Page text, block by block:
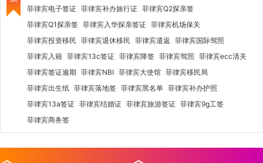
菲律宾电子签证 菲律宾补办旅行证 菲律宾Q2探亲签
菲律宾Q1探亲签 菲律宾入华探亲签证 菲律宾机场保关
菲律宾投资移民 菲律宾退休移民 菲律宾遣返 菲律宾国际驾照
菲律宾入籍 菲律宾13c签证 菲律宾降签 菲律宾驾照 菲律宾ecc清关
菲律宾签证逾期 菲律宾NBI 菲律宾大使馆 菲律宾移民局
菲律宾出生纸 菲律宾落地签 菲律宾黑名单 菲律宾补办护照
菲律宾13a签证 菲律宾结婚证 菲律宾旅游签证 菲律宾9g工签
菲律宾商务签